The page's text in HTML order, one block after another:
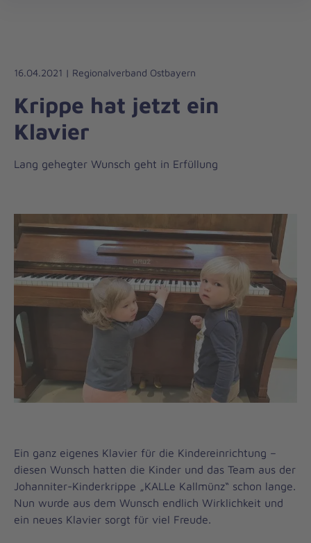
Liebe
Leben
16.04.2021 | Regionalverband Ostbayern
Krippe hat jetzt ein
Klavier
Lang gehegter Wunsch geht in Erfüllung
Ein ganz eigenes Klavier für die Kindereinrichtung –
diesen Wunsch hatten die Kinder und das Team aus der
Johanniter-Kinderkrippe „KALLe Kallmünz“ schon lange.
Nun wurde aus dem Wunsch endlich Wirklichkeit und
ein neues Klavier sorgt für viel Freude.